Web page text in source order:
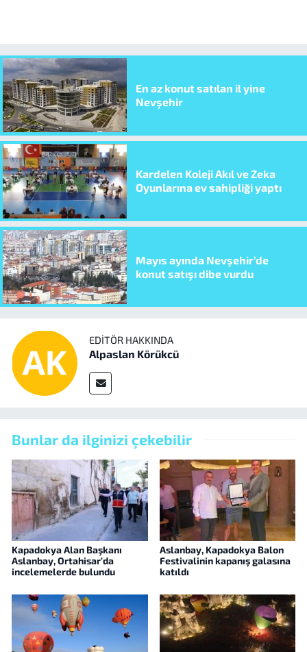
En az konut satılan il yine
Nevşehir
Kardelen Koleji Akıl ve Zeka
Oyunlarına ev sahipliği yaptı
Mayıs ayında Nevşehir’de
konut satışı dibe vurdu
EDITÖR HAKKINDA
Alpaslan Körükcü
Bunlar da ilginizi çekebilir
Kapadokya Alan Başkanı
Aslanbay, Ortahisar’da
incelemelerde bulundu
Aslanbay, Kapadokya Balon
Festivalinin kapanış galasına
katıldı